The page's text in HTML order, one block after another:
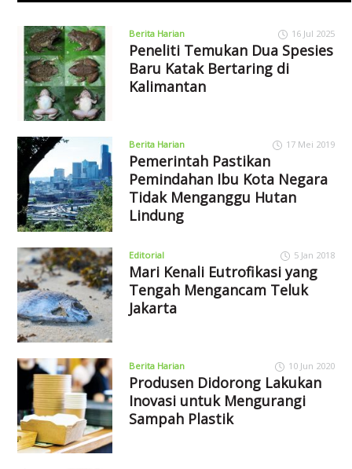
Berita Harian 16 Jul 2025
Peneliti Temukan Dua Spesies
Baru Katak Bertaring di
Kalimantan
Berita Harian 17 Mei 2019
Pemerintah Pastikan
Pemindahan Ibu Kota Negara
Tidak Menganggu Hutan
Lindung
Editorial 5 Jan 2018
Mari Kenali Eutrofikasi yang
Tengah Mengancam Teluk
Jakarta
Berita Harian 10 Jun 2020
Produsen Didorong Lakukan
Inovasi untuk Mengurangi
Sampah Plastik